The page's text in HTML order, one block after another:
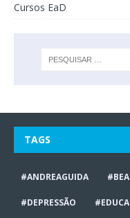
Cursos EaD
TAGS
#ANDREAGUIDA
#DEPRESSÃO